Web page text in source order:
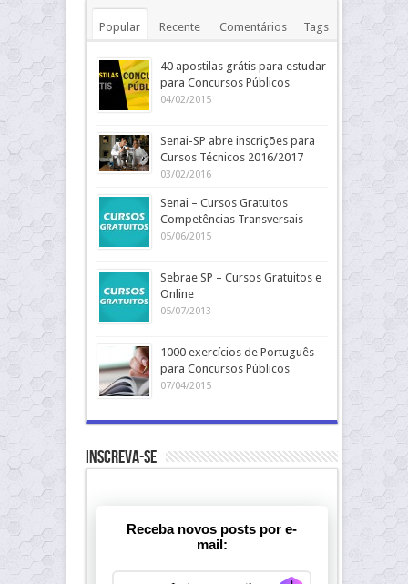
Popular Recente Comentários Tags
40 apostilas grátis para estudar
para Concursos Públicos
04/02/2015
Senai-SP abre inscrições para
Cursos Técnicos 2016/2017
03/02/2016
Senai – Cursos Gratuitos
Competências Transversais
05/06/2015
Sebrae SP – Cursos Gratuitos e
Online
05/07/2013
1000 exercícios de Português
para Concursos Públicos
07/04/2015
Inscreva-se
Receba novos posts por e-
mail: